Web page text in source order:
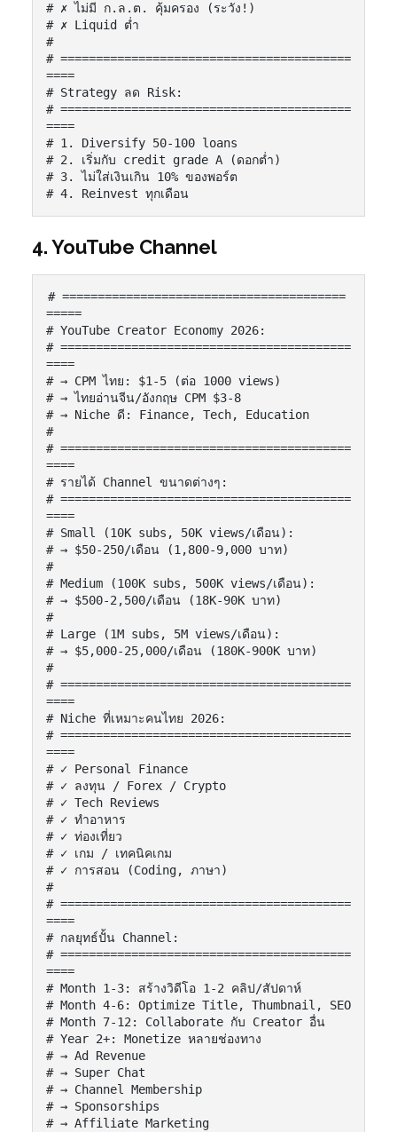
# ✗ ไม่มี ก.ล.ต. คุ้มครอง (ระวัง!)
# ✗ Liquid ต่ำ
#
# =========================================
====
# Strategy ลด Risk:
# =========================================
====
# 1. Diversify 50-100 loans
# 2. เริ่มกับ credit grade A (ดอกต่ำ)
# 3. ไม่ใส่เงินเกิน 10% ของพอร์ต
# 4. Reinvest ทุกเดือน
4. YouTube Channel
# ========================================
=====
# YouTube Creator Economy 2026:
# =========================================
====
# → CPM ไทย: $1-5 (ต่อ 1000 views)
# → ไทยอ่านจีน/อังกฤษ CPM $3-8
# → Niche ดี: Finance, Tech, Education
#
# =========================================
====
# รายได้ Channel ขนาดต่างๆ:
# =========================================
====
# Small (10K subs, 50K views/เดือน):
# → $50-250/เดือน (1,800-9,000 บาท)
#
# Medium (100K subs, 500K views/เดือน):
# → $500-2,500/เดือน (18K-90K บาท)
#
# Large (1M subs, 5M views/เดือน):
# → $5,000-25,000/เดือน (180K-900K บาท)
#
# =========================================
====
# Niche ที่เหมาะคนไทย 2026:
# =========================================
====
# ✓ Personal Finance
# ✓ ลงทุน / Forex / Crypto
# ✓ Tech Reviews
# ✓ ทำอาหาร
# ✓ ท่องเที่ยว
# ✓ เกม / เทคนิคเกม
# ✓ การสอน (Coding, ภาษา)
#
# =========================================
====
# กลยุทธ์ปั้น Channel:
# =========================================
====
# Month 1-3: สร้างวิดีโอ 1-2 คลิป/สัปดาห์
# Month 4-6: Optimize Title, Thumbnail, SEO
# Month 7-12: Collaborate กับ Creator อื่น
# Year 2+: Monetize หลายช่องทาง
# → Ad Revenue
# → Super Chat
# → Channel Membership
# → Sponsorships
# → Affiliate Marketing